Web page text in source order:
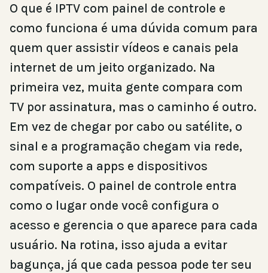
O que é IPTV com painel de controle e
como funciona é uma dúvida comum para
quem quer assistir vídeos e canais pela
internet de um jeito organizado. Na
primeira vez, muita gente compara com
TV por assinatura, mas o caminho é outro.
Em vez de chegar por cabo ou satélite, o
sinal e a programação chegam via rede,
com suporte a apps e dispositivos
compatíveis. O painel de controle entra
como o lugar onde você configura o
acesso e gerencia o que aparece para cada
usuário. Na rotina, isso ajuda a evitar
bagunça, já que cada pessoa pode ter seu